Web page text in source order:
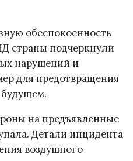
обеспокоенность
страны подчеркнули
нарушений и
для предотвращения
на предъявленные
Детали инцидента
воздушного